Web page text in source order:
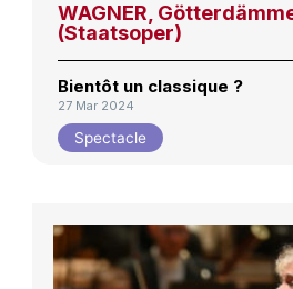
WAGNER,
(Staatsoper)
Bientôt un classique ?
27 Mar 2024
Spectacle